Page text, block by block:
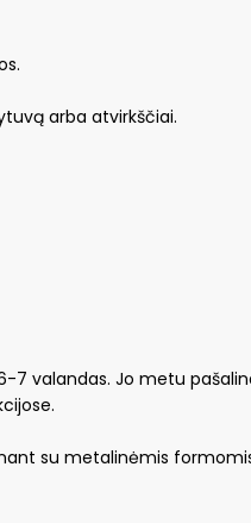
arba atvirkščiai.
valandas. Jo metu
su metalinėmis